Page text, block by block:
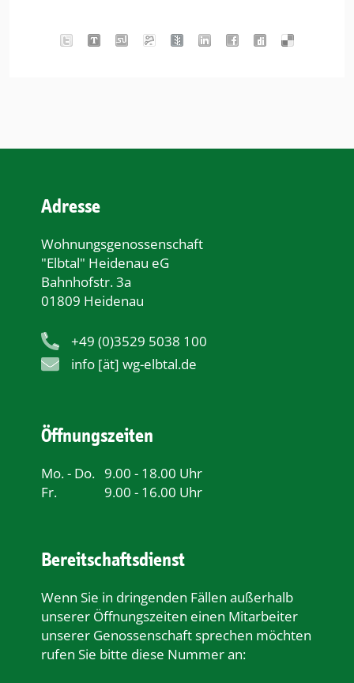
Adresse
Wohnungsgenossenschaft
"Elbtal" Heidenau eG
Bahnhofstr. 3a
01809 Heidenau
+49 (0)3529 5038 100
info [ät] wg-elbtal.de
Öffnungszeiten
Mo. - Do. 9.00 - 18.00 Uhr
Fr.
9.00 - 16.00 Uhr
Bereitschaftsdienst
Wenn Sie in dringenden Fällen außerhalb
unserer Öﬀnungszeiten einen Mitarbeiter
unserer Genossenschaft sprechen möchten
rufen Sie bitte diese Nummer an: